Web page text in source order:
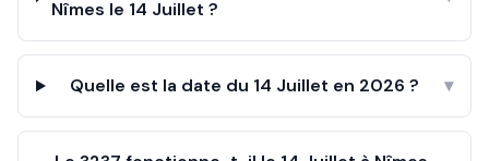
Nîmes le 14 Juillet ?
Quelle est la date du 14 Juillet en 2026 ? ▾